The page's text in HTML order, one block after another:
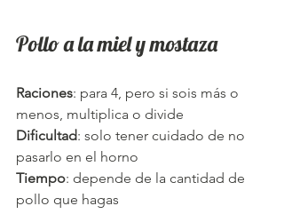
Pollo a la miel y mostaza
Raciones: para 4, pero si sois más o
menos, multiplica o divide
Dificultad: solo tener cuidado de no
pasarlo en el horno
Tiempo: depende de la cantidad de
pollo que hagas